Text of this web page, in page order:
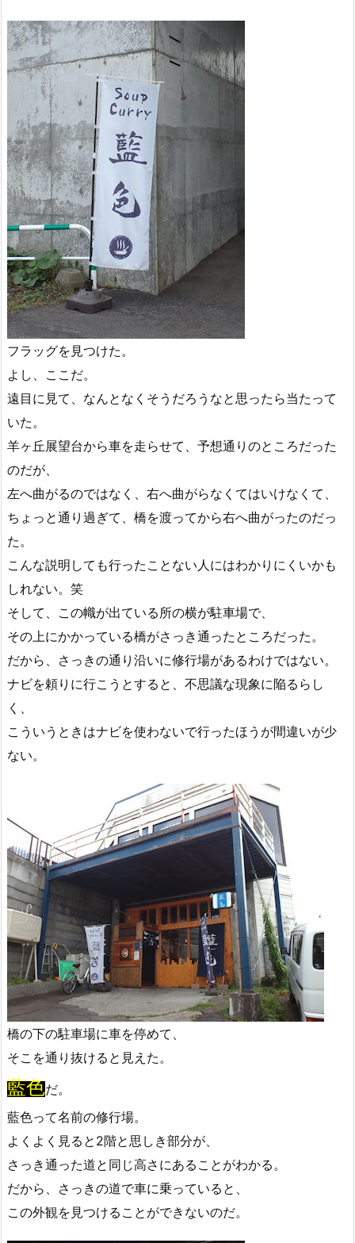
フラッグを見つけた。
よし、ここだ。
遠目に見て、なんとなくそうだろうなと思ったら当たって
いた。
羊ヶ丘展望台から車を走らせて、予想通りのところだった
のだが、
左へ曲がるのではなく、右へ曲がらなくてはいけなくて、
ちょっと通り過ぎて、橋を渡ってから右へ曲がったのだっ
た。
こんな説明しても行ったことない人にはわかりにくいかも
しれない。笑
そして、この幟が出ている所の横が駐車場で、
その上にかかっている橋がさっき通ったところだった。
だから、さっきの通り沿いに修行場があるわけではない。
ナビを頼りに行こうとすると、不思議な現象に陥るらし
く、
こういうときはナビを使わないで行ったほうが間違いが少
ない。
橋の下の駐車場に車を停めて、
そこを通り抜けると見えた。
藍色だ。
藍色って名前の修行場。
よくよく見ると2階と思しき部分が、
さっき通った道と同じ高さにあることがわかる。
だから、さっきの道で車に乗っていると、
この外観を見つけることができないのだ。